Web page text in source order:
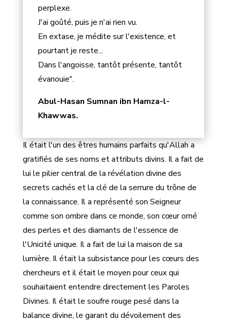
perplexe.
J'ai goûté, puis je n'ai rien vu.
En extase, je médite sur l'existence, et
pourtant je reste...
Dans l'angoisse, tantôt présente, tantôt
évanouie".
Abul-Hasan Sumnan ibn Hamza-l-
Khawwas.
Il était l'un des êtres humains parfaits qu'Allah a
gratifiés de ses noms et attributs divins. Il a fait de
lui le pilier central de la révélation divine des
secrets cachés et la clé de la serrure du trône de
la connaissance. Il a représenté son Seigneur
comme son ombre dans ce monde, son cœur orné
des perles et des diamants de l'essence de
l'Unicité unique. Il a fait de lui la maison de sa
lumière. Il était la subsistance pour les cœurs des
chercheurs et il était le moyen pour ceux qui
souhaitaient entendre directement les Paroles
Divines. Il était le soufre rouge pesé dans la
balance divine, le garant du dévoilement des